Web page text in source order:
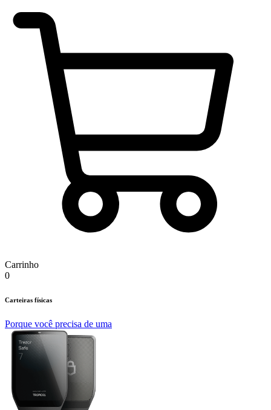
Carrinho
0
Carteiras físicas
Porque você precisa de uma